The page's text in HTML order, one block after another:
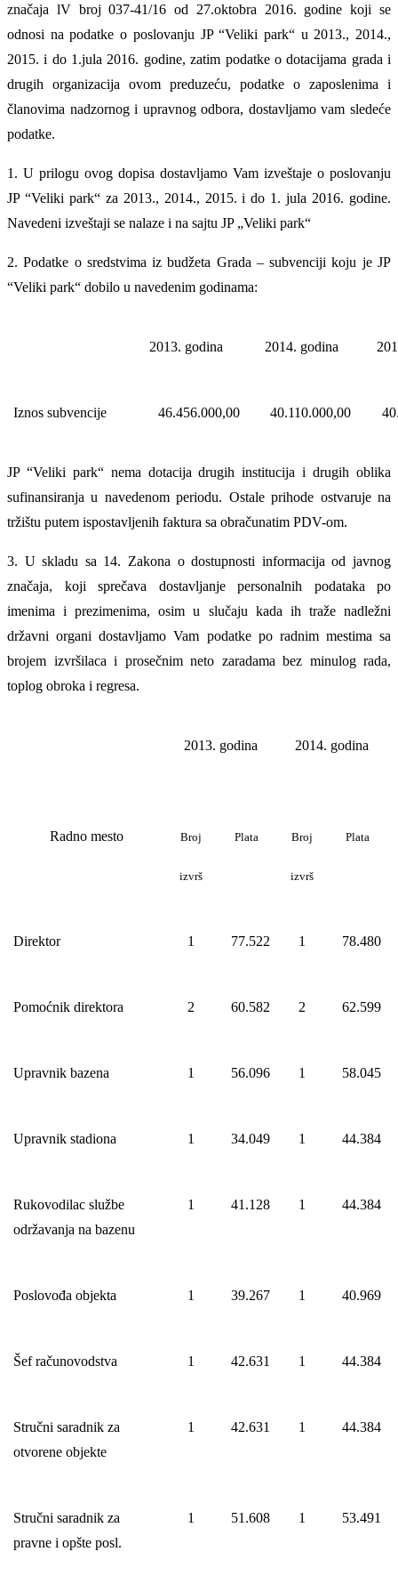
značaja lV broj 037-41/16 od 27.oktobra 2016. godine koji se
odnosi na podatke o poslovanju JP “Veliki park“ u 2013., 2014.,
2015. i do 1.jula 2016. godine, zatim podatke o dotacijama grada i
drugih organizacija ovom preduzeću, podatke o zaposlenima i
članovima nadzornog i upravnog odbora, dostavljamo vam sledeće
podatke.
1. U prilogu ovog dopisa dostavljamo Vam izveštaje o poslovanju
JP “Veliki park“ za 2013., 2014., 2015. i do 1. jula 2016. godine.
Navedeni izveštaji se nalaze i na sajtu JP „Veliki park“
2. Podatke o sredstvima iz budžeta Grada – subvenciji koju je JP
“Veliki park“ dobilo u navedenim godinama:
2013. godina 2014. godina
Iznos subvencije 46.456.000,00 40.110.000,00
JP “Veliki park“ nema dotacija drugih institucija i drugih oblika
sufinansiranja u navedenom periodu. Ostale prihode ostvaruje na
tržištu putem ispostavljenih faktura sa obračunatim PDV-om.
3. U skladu sa 14. Zakona o dostupnosti informacija od javnog
značaja, koji sprečava dostavljanje personalnih podataka po
imenima i prezimenima, osim u slučaju kada ih traže nadležni
državni organi dostavljamo Vam podatke po radnim mestima sa
brojem izvršilaca i prosečnim neto zaradama bez minulog rada,
toplog obroka i regresa.
2013. godina 2014. godina
Radno mesto Broj
izvrš
Plata Broj
izvrš
Plata
Direktor 1 77.522 1 78.480
Pomoćnik direktora 2 60.582 2 62.599
Upravnik bazena 1 56.096 1 58.045
Upravnik stadiona 1 34.049 1 44.384
Rukovodilac službe
održavanja na bazenu
1 41.128 1 44.384
Poslovođa objekta 1 39.267 1 40.969
Šef računovodstva 1 42.631 1 44.384
Stručni saradnik za
otvorene objekte
1 42.631 1 44.384
Stručni saradnik za
pravne i opšte posl.
1 51.608 1 53.491